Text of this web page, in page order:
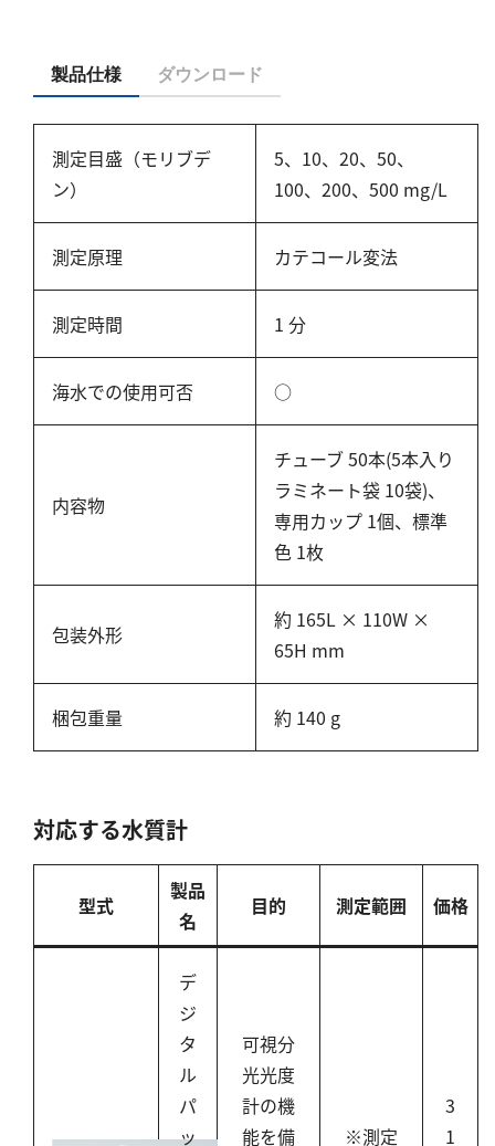
製品仕様 ダウンロード
測定目盛（モリブデ
ン）
5、10、20、50、
100、200、500 mg/L
測定原理 カテコール変法
測定時間 1 分
海水での使用可否 ○
内容物
チューブ 50本(5本入り
ラミネート袋 10袋)、
専用カップ 1個、標準
色 1枚
包装外形
約 165L × 110W ×
65H mm
梱包重量 約 140 g
対応する水質計
型式
製品
名
目的 測定範囲 価格
デ
ジ
タ
ル
パ
ッ
可視分
光光度
計の機
能を備
※測定
3
1
硫黄
硫化物（硫化水素）
亜硫酸
硫酸
窒素
亜硝酸
全窒素
りん酸
pH
界面活性剤
油分
ホルムアルデヒド